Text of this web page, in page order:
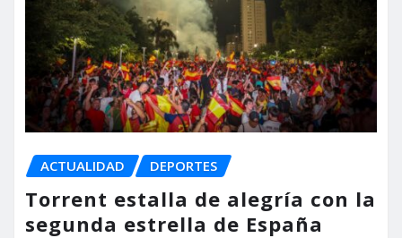
ACTUALIDAD DEPORTES
Torrent estalla de alegría con la
segunda estrella de España